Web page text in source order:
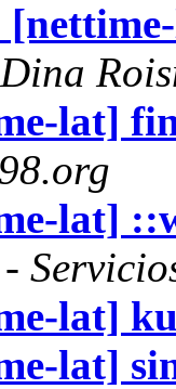
Dina
lat]
lat]
lat]
lat]